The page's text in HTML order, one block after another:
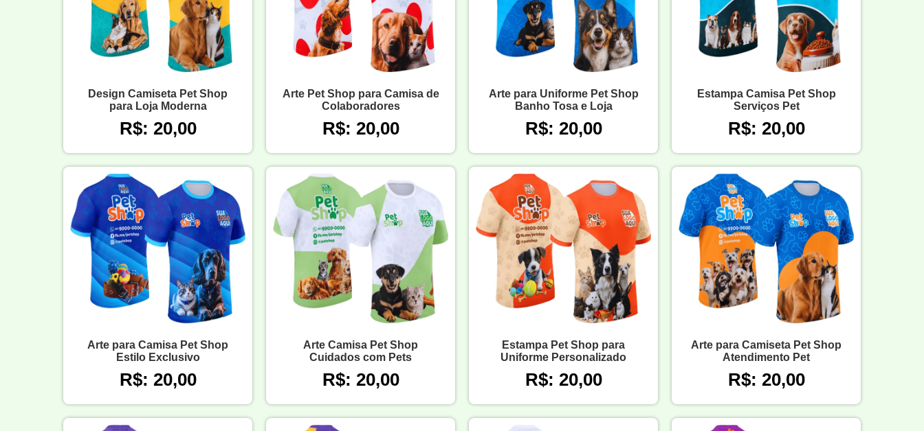
Design Camiseta Pet Shop
para Loja Moderna
R$: 20,00
Arte Pet Shop para Camisa de
Colaboradores
R$: 20,00
Arte para Uniforme Pet Shop
Banho Tosa e Loja
R$: 20,00
Estampa Camisa Pet Shop
Serviços Pet
R$: 20,00
Arte para Camisa Pet Shop
Estilo Exclusivo
R$: 20,00
Arte Camisa Pet Shop
Cuidados com Pets
R$: 20,00
Estampa Pet Shop para
Uniforme Personalizado
R$: 20,00
Arte para Camiseta Pet Shop
Atendimento Pet
R$: 20,00